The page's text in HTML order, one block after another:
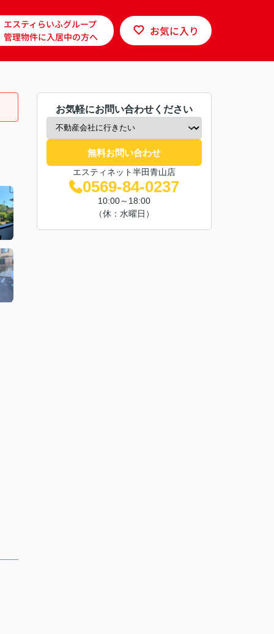
エスティらいふグループ
管理物件に入居中の方へ
お気に入り
お気軽にお問い合わせください
無料お問い合わせ
エスティネット半田青山店
0569-84-0237
10:00～18:00
（休：水曜日）